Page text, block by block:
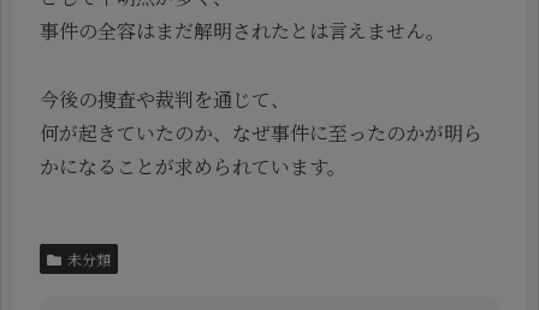
事件の全容はまだ解明されたとは言えません。
今後の捜査や裁判を通じて、
何が起きていたのか、なぜ事件に至ったのかが明ら
かになることが求められています。
未分類